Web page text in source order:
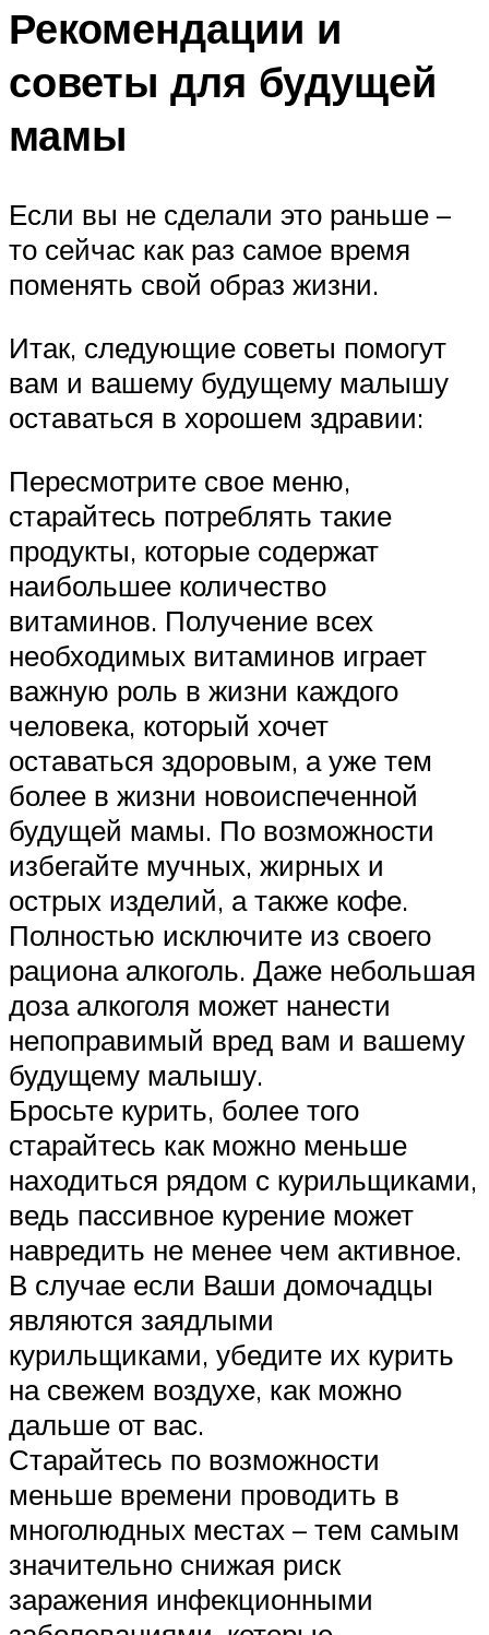
Рекомендации и
советы для будущей
мамы
Если вы не сделали это раньше –
то сейчас как раз самое время
поменять свой образ жизни.
Итак, следующие советы помогут
вам и вашему будущему малышу
оставаться в хорошем здравии:
Пересмотрите свое меню,
старайтесь потреблять такие
продукты, которые содержат
наибольшее количество
витаминов. Получение всех
необходимых витаминов играет
важную роль в жизни каждого
человека, который хочет
оставаться здоровым, а уже тем
более в жизни новоиспеченной
будущей мамы. По возможности
избегайте мучных, жирных и
острых изделий, а также кофе.
Полностью исключите из своего
рациона алкоголь. Даже небольшая
доза алкоголя может нанести
непоправимый вред вам и вашему
будущему малышу.
Бросьте курить, более того
старайтесь как можно меньше
находиться рядом с курильщиками,
ведь пассивное курение может
навредить не менее чем активное.
В случае если Ваши домочадцы
являются заядлыми
курильщиками, убедите их курить
на свежем воздухе, как можно
дальше от вас.
Старайтесь по возможности
меньше времени проводить в
многолюдных местах – тем самым
значительно снижая риск
заражения инфекционными